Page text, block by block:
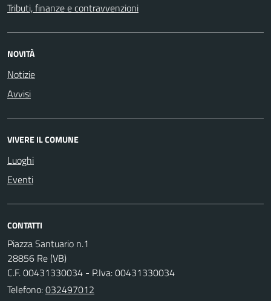
Tributi, finanze e contravvenzioni
NOVITÀ
Notizie
Avvisi
VIVERE IL COMUNE
Luoghi
Eventi
CONTATTI
Piazza Santuario n.1
28856 Re (VB)
C.F. 00431330034 - P.Iva: 00431330034
Telefono:032497012